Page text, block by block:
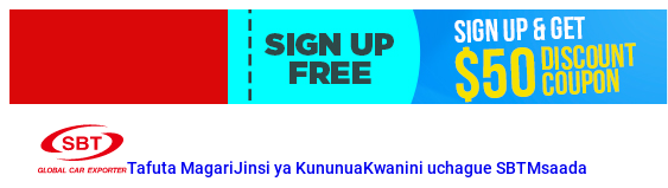
Tafuta MagariJinsi ya KununuaKwanini uchague SBTMsaada